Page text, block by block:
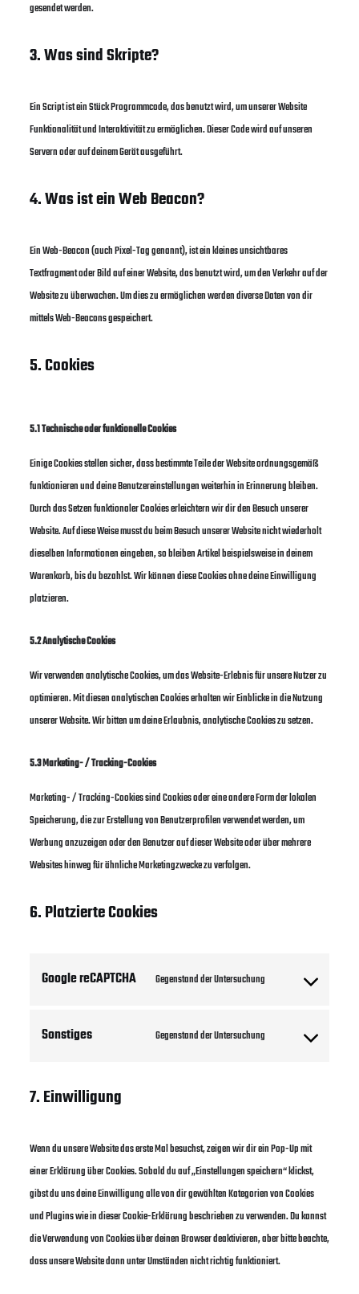
gesendet werden.
3. Was sind Skripte?
Ein Script ist ein Stück Programmcode, das benutzt wird, um unserer Website
Funktionalität und Interaktivität zu ermöglichen. Dieser Code wird auf unseren
Servern oder auf deinem Gerät ausgeführt.
4. Was ist ein Web Beacon?
Ein Web-Beacon (auch Pixel-Tag genannt), ist ein kleines unsichtbares
Textfragment oder Bild auf einer Website, das benutzt wird, um den Verkehr auf der
Website zu überwachen. Um dies zu ermöglichen werden diverse Daten von dir
mittels Web-Beacons gespeichert.
5. Cookies
5.1 Technische oder funktionelle Cookies
Einige Cookies stellen sicher, dass bestimmte Teile der Website ordnungsgemäß
funktionieren und deine Benutzereinstellungen weiterhin in Erinnerung bleiben.
Durch das Setzen funktionaler Cookies erleichtern wir dir den Besuch unserer
Website. Auf diese Weise musst du beim Besuch unserer Website nicht wiederholt
dieselben Informationen eingeben, so bleiben Artikel beispielsweise in deinem
Warenkorb, bis du bezahlst. Wir können diese Cookies ohne deine Einwilligung
platzieren.
5.2 Analytische Cookies
Wir verwenden analytische Cookies, um das Website-Erlebnis für unsere Nutzer zu
optimieren. Mit diesen analytischen Cookies erhalten wir Einblicke in die Nutzung
unserer Website. Wir bitten um deine Erlaubnis, analytische Cookies zu setzen.
5.3 Marketing- / Tracking-Cookies
Marketing- / Tracking-Cookies sind Cookies oder eine andere Form der lokalen
Speicherung, die zur Erstellung von Benutzerprofilen verwendet werden, um
Werbung anzuzeigen oder den Benutzer auf dieser Website oder über mehrere
Websites hinweg für ähnliche Marketingzwecke zu verfolgen.
6. Platzierte Cookies
Google reCAPTCHA Gegenstand der Untersuchung
Sonstiges Gegenstand der Untersuchung
7. Einwilligung
Wenn du unsere Website das erste Mal besuchst, zeigen wir dir ein Pop-Up mit
einer Erklärung über Cookies. Sobald du auf „Einstellungen speichern“ klickst,
gibst du uns deine Einwilligung alle von dir gewählten Kategorien von Cookies
und Plugins wie in dieser Cookie-Erklärung beschrieben zu verwenden. Du kannst
die Verwendung von Cookies über deinen Browser deaktivieren, aber bitte beachte,
dass unsere Website dann unter Umständen nicht richtig funktioniert.